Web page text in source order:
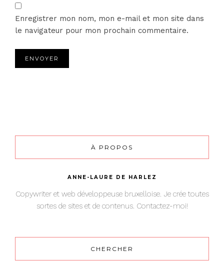
Enregistrer mon nom, mon e-mail et mon site dans
le navigateur pour mon prochain commentaire.
À PROPOS
ANNE-LAURE DE HARLEZ
Copywriter et web développeuse bruxelloise. Je crée toutes
sortes de sites et de contenus. Contactez-moi!
CHERCHER